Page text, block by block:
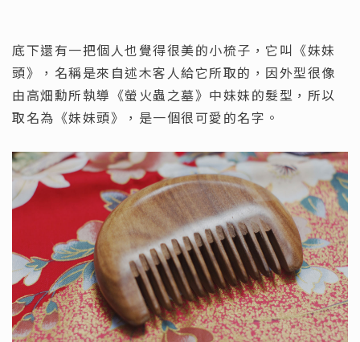
底下還有一把個人也覺得很美的小梳子，它叫《妹妹
頭》，名稱是來自述木客人給它所取的，因外型很像
由高畑勳所執導《螢火蟲之墓》中妹妹的髮型，所以
取名為《妹妹頭》，是一個很可愛的名字。